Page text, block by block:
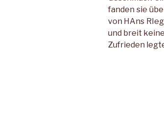
fanden sie
von HAns
und breit
Zufrieden